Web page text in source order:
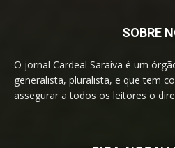
SOBRE
O jornal Cardeal Saraiva é um
generalista, pluralista, e que tem
assegurar a todos os leitores o